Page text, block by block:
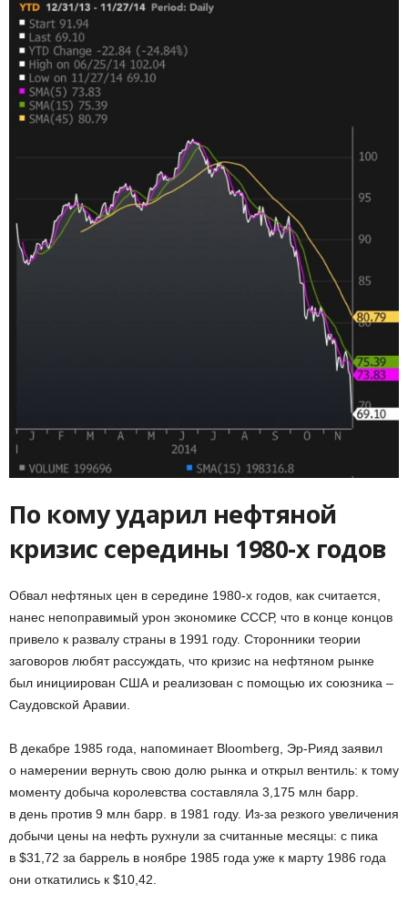
По кому ударил нефтяной
кризис середины 1980-х годов
Обвал нефтяных цен в середине 1980-х годов, как считается,
нанес непоправимый урон экономике СССР, что в конце концов
привело к развалу страны в 1991 году. Сторонники теории
заговоров любят рассуждать, что кризис на нефтяном рынке
был инициирован США и реализован с помощью их союзника –
Саудовской Аравии.
В декабре 1985 года, напоминает Bloomberg, Эр-Рияд заявил
о намерении вернуть свою долю рынка и открыл вентиль: к тому
моменту добыча королевства составляла 3,175 млн барр.
в день против 9 млн барр. в 1981 году. Из-за резкого увеличения
добычи цены на нефть рухнули за считанные месяцы: с пика
в $31,72 за баррель в ноябре 1985 года уже к марту 1986 года
они откатились к $10,42.